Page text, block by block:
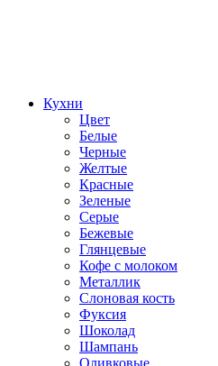
Кухни
Цвет
Белые
Черные
Желтые
Красные
Зеленые
Серые
Бежевые
Глянцевые
Кофе с молоком
Металлик
Слоновая кость
Фуксия
Шоколад
Шампань
Оливковые